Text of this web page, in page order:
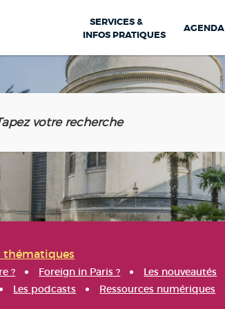
SERVICES &
INFOS PRATIQUES
AGENDA
thématiques
? Foreign in Paris ? Les nouveautés
Les podcasts Ressources numériques